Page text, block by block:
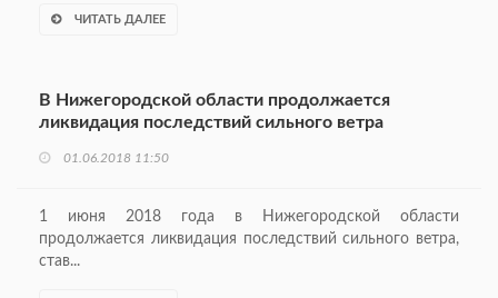
ЧИТАТЬ ДАЛЕЕ
В Нижегородской области продолжается
ликвидация последствий сильного ветра
01.06.2018 11:50
1 июня 2018 года в Нижегородской области
продолжается ликвидация последствий сильного ветра,
став...